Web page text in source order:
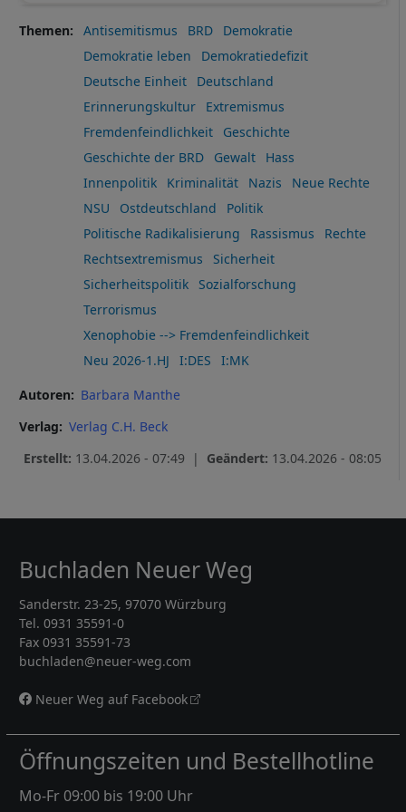
Themen Antisemitismus BRD
Demokratie
Demokratie leben
Demokratiedefizit
Deutsche Einheit
Deutschland
Erinnerungskultur
Extremismus
Fremdenfeindlichkeit
Geschichte
Geschichte der BRD
Gewalt
Hass
Innenpolitik
Kriminalität Nazis
Neue Rechte
NSU
Ostdeutschland
Politik
Politische Radikalisierung
Rassismus
Rechte
Rechtsextremismus
Sicherheit
Sicherheitspolitik
Sozialforschung
Terrorismus
Xenophobie --> Fremdenfeindlichkeit
Neu 2026-1.HJ
I:DES I:MK
Autoren
Barbara Manthe
Verlag
Verlag C.H. Beck
Erstellt: 13.04.2026 - 07:49 | Geändert: 13.04.2026 - 08:05
Buchladen Neuer Weg
Sanderstr. 23-25, 97070 Würzburg
Tel. 0931 35591-0
Fax 0931 35591-73
buchladen@neuer-weg.com
Neuer Weg auf Facebook
Öffnungszeiten und Bestellhotline
Mo-Fr 09:00 bis 19:00 Uhr